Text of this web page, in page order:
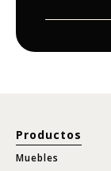
Productos
Muebles